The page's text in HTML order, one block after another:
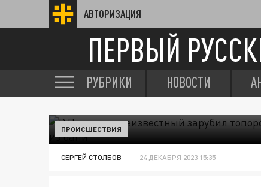
АВТОРИЗАЦИЯ
ПЕРВЫЙ
РУБРИКИ НОВОСТИ
ПРОИСШЕСТВИЯ
СЕРГЕЙ СТОЛБОВ 24 ДЕКАБРЯ 2023 15:35